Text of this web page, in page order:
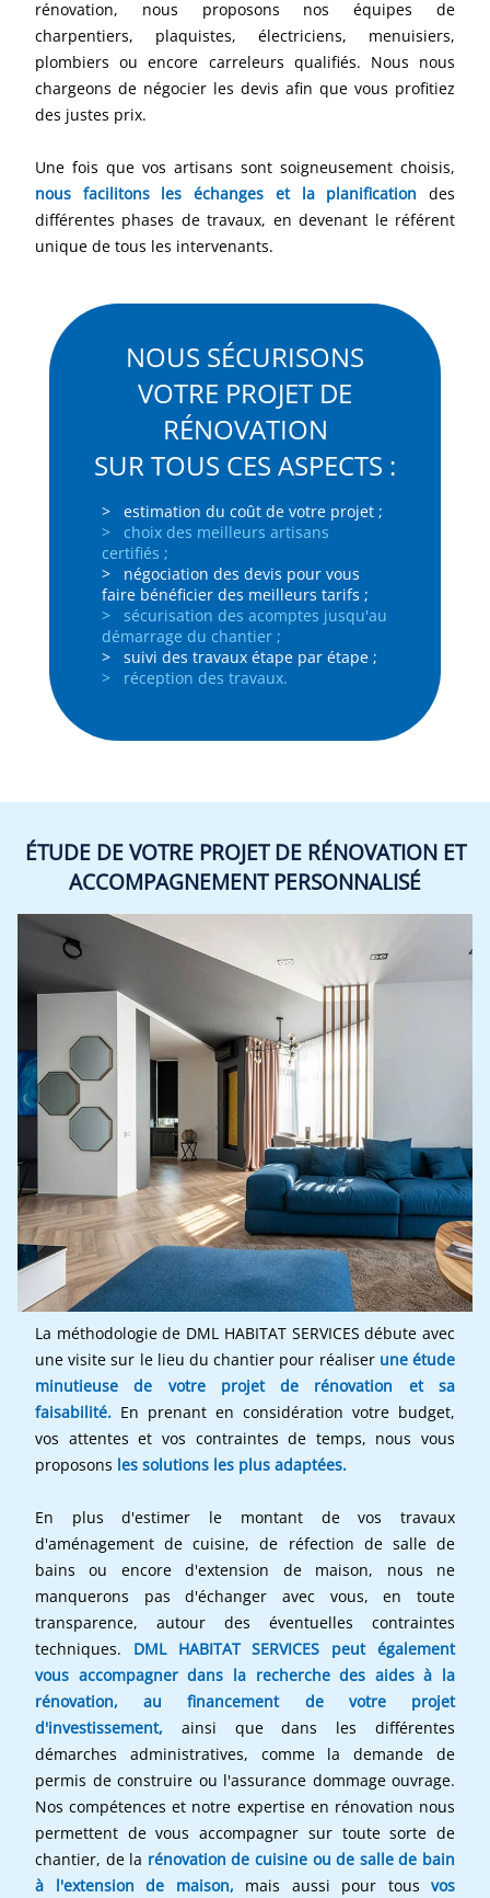
rénovation, nous proposons nos équipes de
charpentiers, plaquistes, électriciens, menuisiers,
plombiers ou encore carreleurs qualifiés. Nous nous
chargeons de négocier les devis afin que vous profitiez
des justes prix.
Une fois que vos artisans sont soigneusement choisis,
nous facilitons les échanges et la planification des
différentes phases de travaux, en devenant le référent
unique de tous les intervenants.
NOUS SÉCURISONS
VOTRE PROJET DE
RÉNOVATION
SUR TOUS CES ASPECTS :
> estimation du coût de votre projet ;
> choix des meilleurs artisans
certifiés ;
> négociation des devis pour vous
faire bénéficier des meilleurs tarifs ;
> sécurisation des acomptes jusqu'au
démarrage du chantier ;
> suivi des travaux étape par étape ;
> réception des travaux.
ÉTUDE DE VOTRE PROJET DE RÉNOVATION ET
ACCOMPAGNEMENT PERSONNALISÉ
La méthodologie de DML HABITAT SERVICES débute avec
une visite sur le lieu du chantier pour réaliser une étude
minutieuse de votre projet de rénovation et sa
faisabilité. En prenant en considération votre budget,
vos attentes et vos contraintes de temps, nous vous
proposons les solutions les plus adaptées.
En plus d'estimer le montant de vos travaux
d'aménagement de cuisine, de réfection de salle de
bains ou encore d'extension de maison, nous ne
manquerons pas d'échanger avec vous, en toute
transparence, autour des éventuelles contraintes
techniques. DML HABITAT SERVICES peut également
vous accompagner dans la recherche des aides à la
rénovation, au financement de votre projet
d'investissement, ainsi que dans les différentes
démarches administratives, comme la demande de
permis de construire ou l'assurance dommage ouvrage.
Nos compétences et notre expertise en rénovation nous
permettent de vous accompagner sur toute sorte de
chantier, de la rénovation de cuisine ou de salle de bain
à l'extension de maison, mais aussi pour tous vos